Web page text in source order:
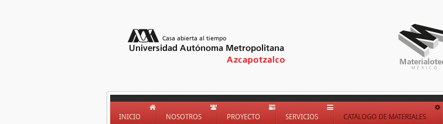
INICIO NOSOTROS PROYECTO SERVICIOS CATÁLOGO DE MATERIALES